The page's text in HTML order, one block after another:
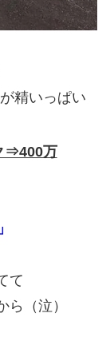
精いっぱい
⇒400万
て
（泣）